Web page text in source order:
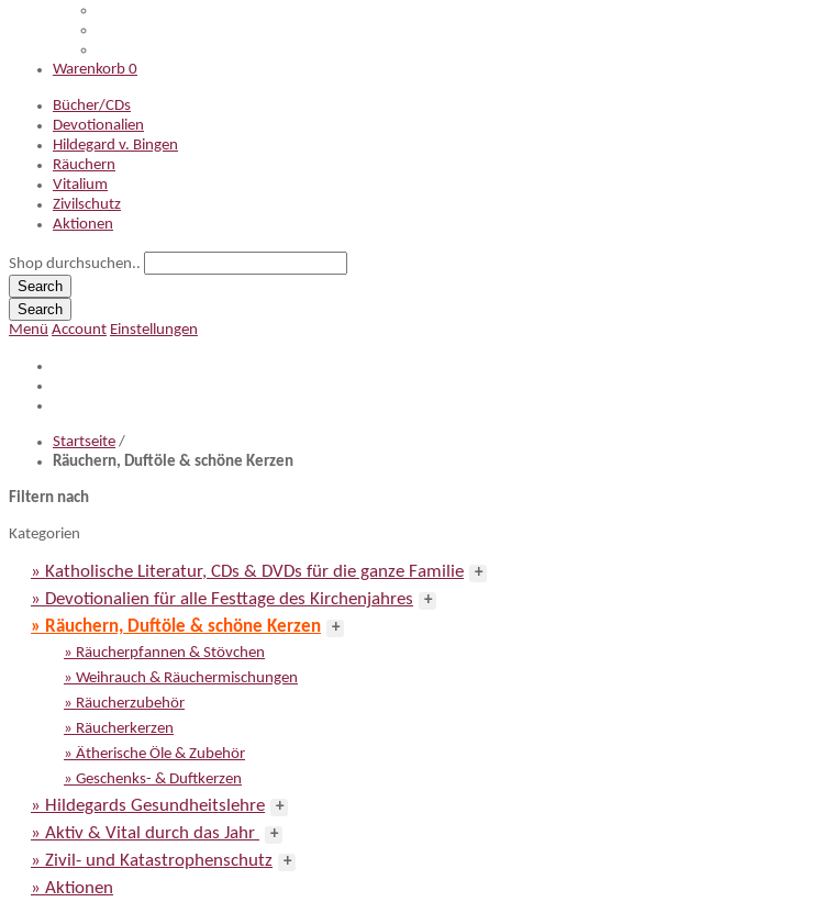
Warenkorb 0
Bücher/CDs
Devotionalien
Hildegard v. Bingen
Räuchern
Vitalium
Zivilschutz
Aktionen
Shop durchsuchen..
Search
Search
Menü Account Einstellungen
Startseite /
Räuchern, Duftöle & schöne Kerzen
Filtern nach
Kategorien
» Katholische Literatur, CDs & DVDs für die ganze Familie +
» Devotionalien für alle Festtage des Kirchenjahres +
» Räuchern, Duftöle & schöne Kerzen
+
» Räucherpfannen & Stövchen
» Weihrauch & Räuchermischungen
» Räucherzubehör
» Räucherkerzen
» Ätherische Öle & Zubehör
» Geschenks- & Duftkerzen
» Hildegards Gesundheitslehre +
» Aktiv & Vital durch das Jahr +
» Zivil- und Katastrophenschutz +
» Aktionen